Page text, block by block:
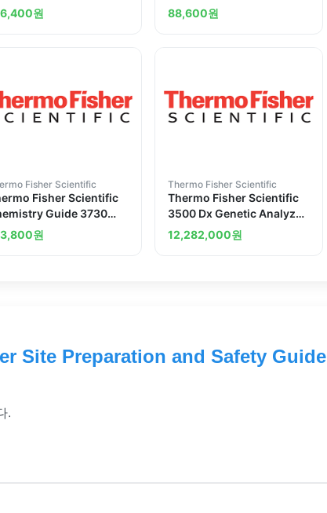
for Windows
원
Diagnostics CD
88,600원
Fisher Scientific
Fisher Scientific
Guide 3730
DNA Analyzer
원
Thermo Fisher Scientific
Thermo Fisher Scientific
3500 Dx Genetic Analyzer
Installation Kit
12,282,000원
Site Preparation and Safety Guide
.